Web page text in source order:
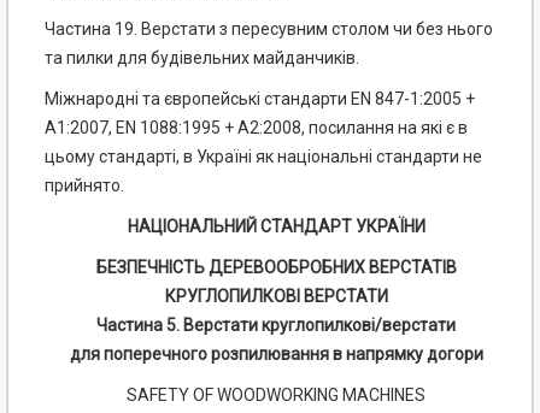
Частина 19. Верстати з пересувним столом чи без нього
та пилки для будівельних майданчиків.
Міжнародні та європейські стандарти EN 847-1:2005 +
А1:2007, EN 1088:1995 + А2:2008, посилання на які є в
цьому стандарті, в Україні як національні стандарти не
прийнято.
НАЦІОНАЛЬНИЙ СТАНДАРТ УКРАЇНИ
БЕЗПЕЧНІСТЬ ДЕРЕВООБРОБНИХ ВЕРСТАТІВ
КРУГЛОПИЛКОВІ ВЕРСТАТИ
Частина 5. Верстати круглопилкові/верстати
для поперечного розпилювання в напрямку догори
SAFETY OF WOODWORKING MACHINES